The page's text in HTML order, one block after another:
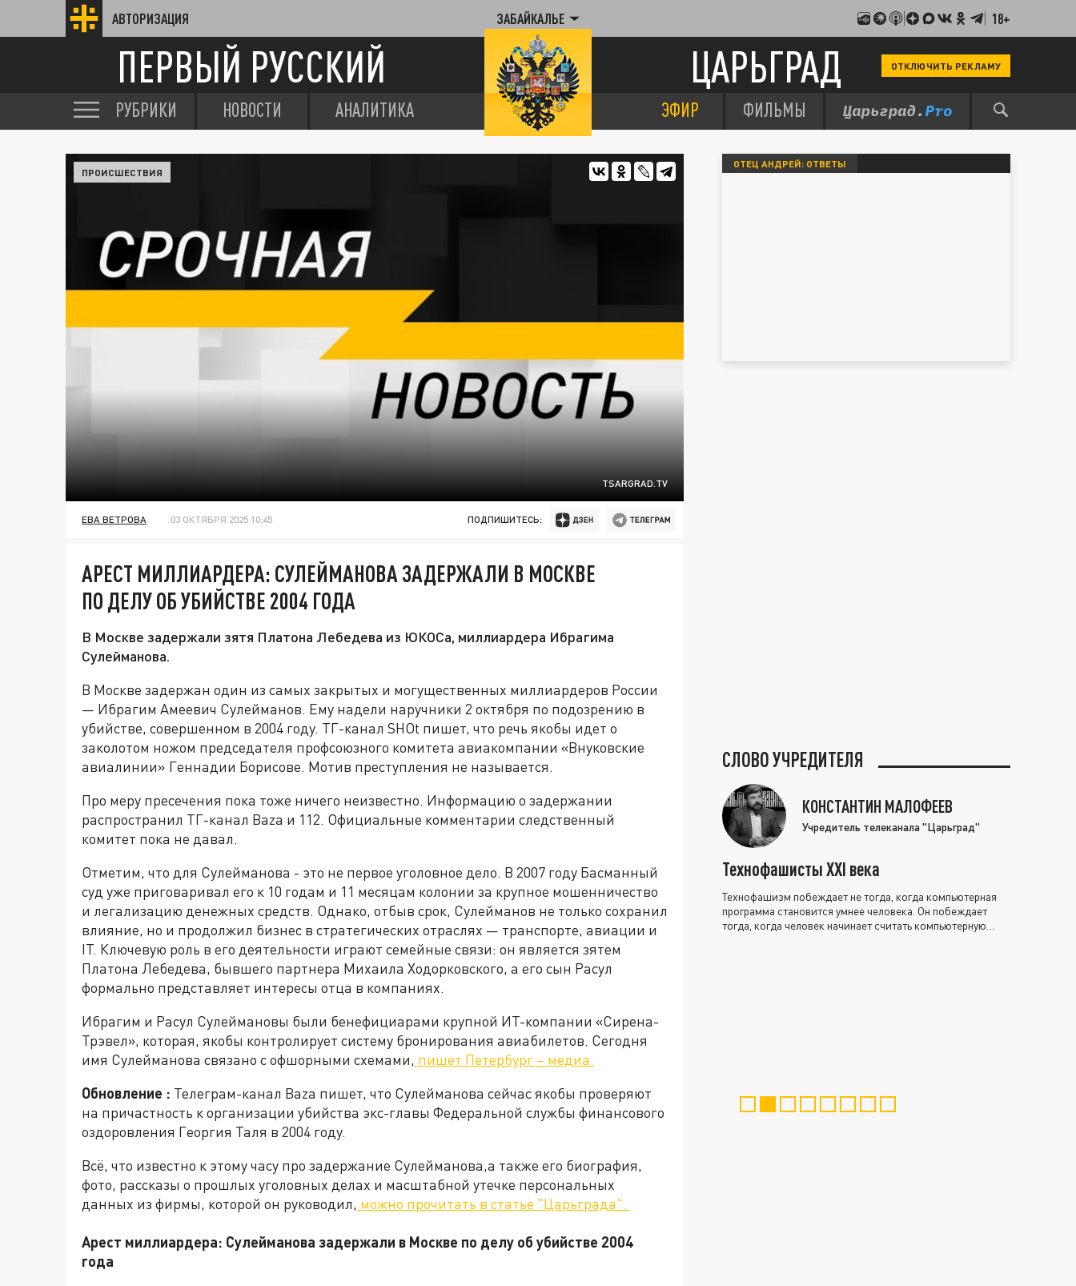
АВТОРИЗАЦИЯ ЗАБАЙКАЛЬЕ 18+
ПЕРВЫЙ РУССКИЙ ЦАРЬГРАД ОТКЛЮЧИТЬ РЕКЛАМУ
РУБРИКИ НОВОСТИ АНАЛИТИКА ЭФИР ФИЛЬМЫ
TSARGRAD.TV
ПРОИСШЕСТВИЯ
ЕВА ВЕТРОВА 03 ОКТЯБРЯ 2025 10:45 ПОДПИШИТЕСЬ:
АРЕСТ МИЛЛИАРДЕРА: СУЛЕЙМАНОВА ЗАДЕРЖАЛИ В МОСКВЕ
ПО ДЕЛУ ОБ УБИЙСТВЕ 2004 ГОДА
В Москве задержали зятя Платона Лебедева из ЮКОСа, миллиардера Ибрагима
Сулейманова.
В Москве задержан один из самых закрытых и могущественных миллиардеров России
— Ибрагим Амеевич Сулейманов. Ему надели наручники 2 октября по подозрению в
убийстве, совершенном в 2004 году. ТГ-канал SHOt пишет, что речь якобы идет о
заколотом ножом председателя профсоюзного комитета авиакомпании «Внуковские
авиалинии» Геннадии Борисове. Мотив преступления не называется.
Про меру пресечения пока тоже ничего неизвестно. Информацию о задержании
распространил ТГ-канал Baza и 112. Официальные комментарии следственный
комитет пока не давал.
Отметим, что для Сулейманова - это не первое уголовное дело. В 2007 году Басманный
суд уже приговаривал его к 10 годам и 11 месяцам колонии за крупное мошенничество
и легализацию денежных средств. Однако, отбыв срок, Сулейманов не только сохранил
влияние, но и продолжил бизнес в стратегических отраслях — транспорте, авиации и
IT. Ключевую роль в его деятельности играют семейные связи: он является зятем
Платона Лебедева, бывшего партнера Михаила Ходорковского, а его сын Расул
формально представляет интересы отца в компаниях.
Ибрагим и Расул Сулеймановы были бенефициарами крупной ИТ-компании «Сирена-
Трэвел», которая, якобы контролирует систему бронирования авиабилетов. Сегодня
имя Сулейманова связано с офшорными схемами, пишет Петербург – медиа.
Обновление : Телеграм-канал Baza пишет, что Сулейманова сейчас якобы проверяют
на причастность к организации убийства экс-главы Федеральной службы финансового
оздоровления Георгия Таля в 2004 году.
Всё, что известно к этому часу про задержание Сулейманова,а также его биография,
фото, рассказы о прошлых уголовных делах и масштабной утечке персональных
данных из фирмы, которой он руководил, можно прочитать в статье "Царьграда".
Арест миллиардера: Сулейманова задержали в Москве по делу об убийстве 2004
года
ОТЕЦ АНДРЕЙ: ОТВЕТЫ
СЛОВО УЧРЕДИТЕЛЯ
КОНСТАНТИН МАЛОФЕЕВ
Учредитель телеканала "Царьград"
Технофашисты XXI века
Технофашизм побеждает не тогда, когда компьютерная
программа становится умнее человека. Он побеждает
тогда, когда человек начинает считать компьютерную